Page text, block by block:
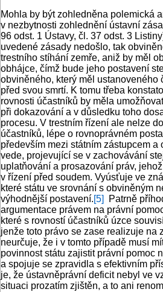
Mohla by být zohledněna polemická
v nezbytnosti zohlednění ústavní
96 odst. 1 Ústavy, čl. 37 odst. 3
uvedené zásady nedošlo, tak
trestního stíhání zemře, aniž by měl
obhájce, čímž bude jeho postavení
obviněného, který měl ustanoveného
před svou smrtí. K tomu třeba
rovnosti účastníků by měla
při dokazování a v důsledku toho
procesu. V trestním řízení ale nelze
účastníků, lépe o rovnoprávném
především mezi státním zástupcem a
vede, projevující se v zachovávání
uplatňování a prosazování práv,
v řízení před soudem. Vyúsťuje ve
které státu ve srovnání s obviněným
výhodnější postavení.[5]
Patrně
argumentace právem na právní
které s rovností účastníků úzce
jenže toto právo se zase realizuje na
neurčuje, že i v tomto případě musí
povinnost státu zajistit právní pomoc
a spojuje se zpravidla s efektivním
je, že ústavněprávní deficit nebyl ve
situaci prozatím zjištěn, a to ani